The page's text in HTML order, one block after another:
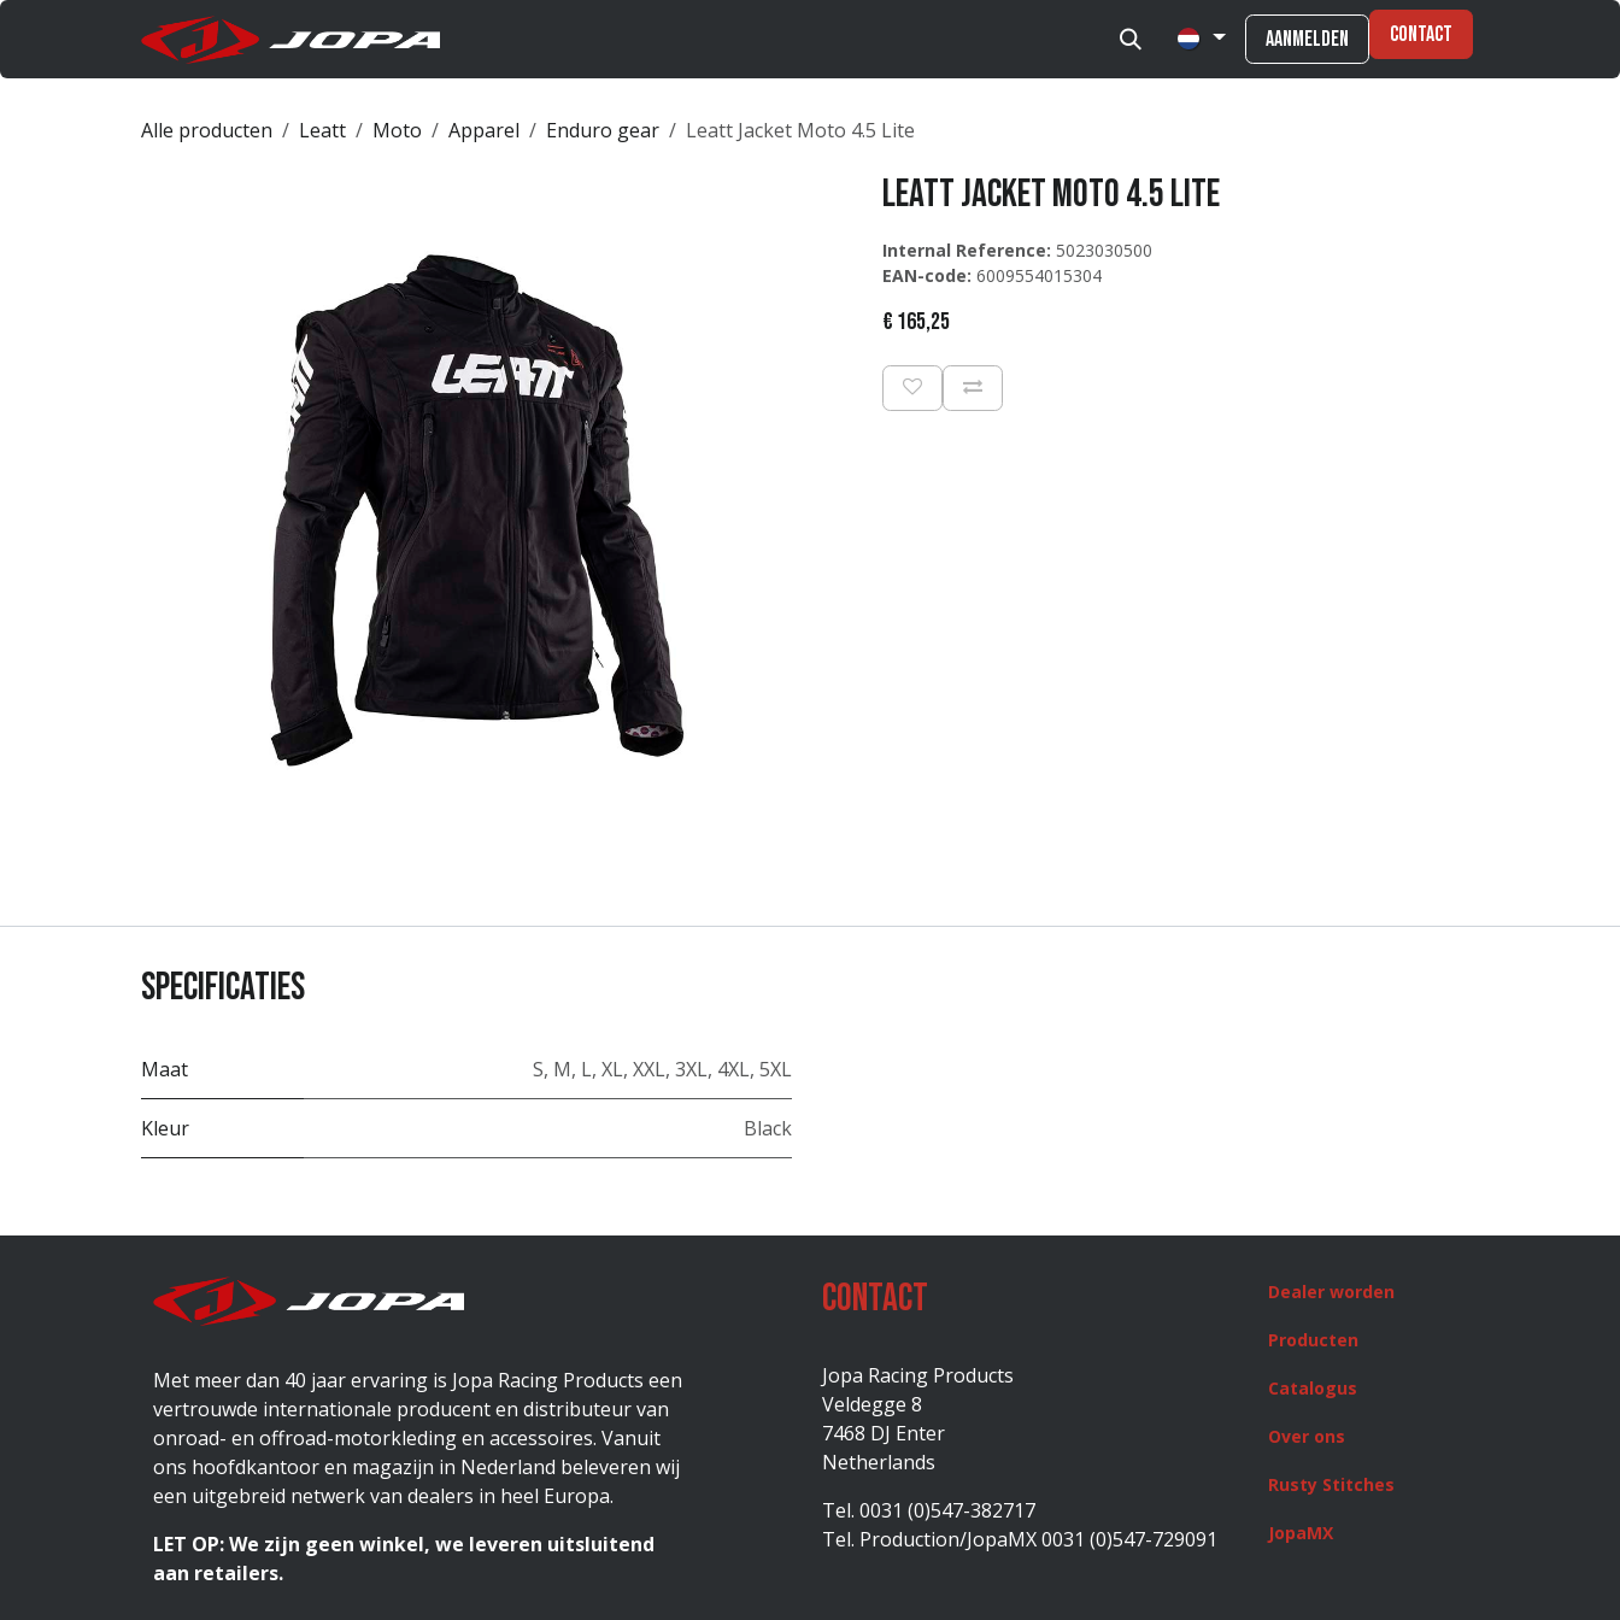
Overslaan naar inhoud
Aanmelden Contact
Alle producten Leatt Moto Apparel Enduro gear Leatt Jacket Moto 4.5 Lite
Leatt Jacket Moto 4.5 Lite
Internal Reference: 5023030500
EAN-code: 6009554015304
€ 165,25
Specificaties
Maat S, M, L, XL, XXL, 3XL, 4XL, 5XL
Kleur Black
Met meer dan 40 jaar ervaring is Jopa Racing Products een
vertrouwde internationale producent en distributeur van
onroad- en offroad-motorkleding en accessoires. Vanuit
ons hoofdkantoor en magazijn in Nederland beleveren wij
een uitgebreid netwerk van dealers in heel Europa.
LET OP: We zijn geen winkel, we leveren uitsluitend
aan retailers.
Contact
Jopa Racing Products
Veldegge 8
7468 DJ Enter
Netherlands
Tel. 0031 (0)547-382717
Tel. Production/JopaMX 0031 (0)547-729091
Dealer worden
Producten
Catalogus
Over ons
Rusty Stitches
JopaMX